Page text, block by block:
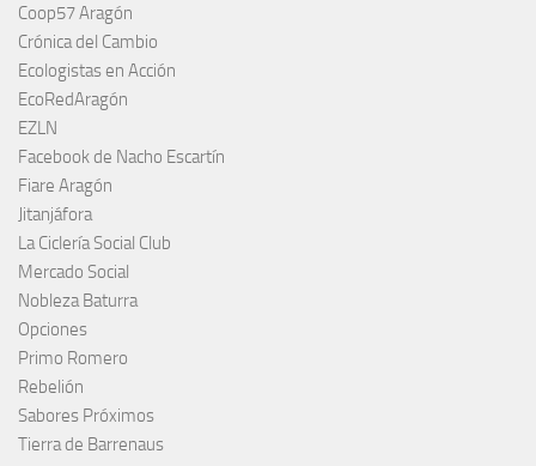
Coop57 Aragón
Crónica del Cambio
Ecologistas en Acción
EcoRedAragón
EZLN
Facebook de Nacho Escartín
Fiare Aragón
Jitanjáfora
La Ciclería Social Club
Mercado Social
Nobleza Baturra
Opciones
Primo Romero
Rebelión
Sabores Próximos
Tierra de Barrenaus